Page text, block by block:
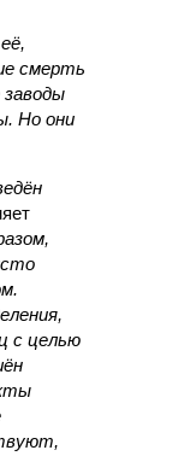
смерть
заводы
Но они
с целью